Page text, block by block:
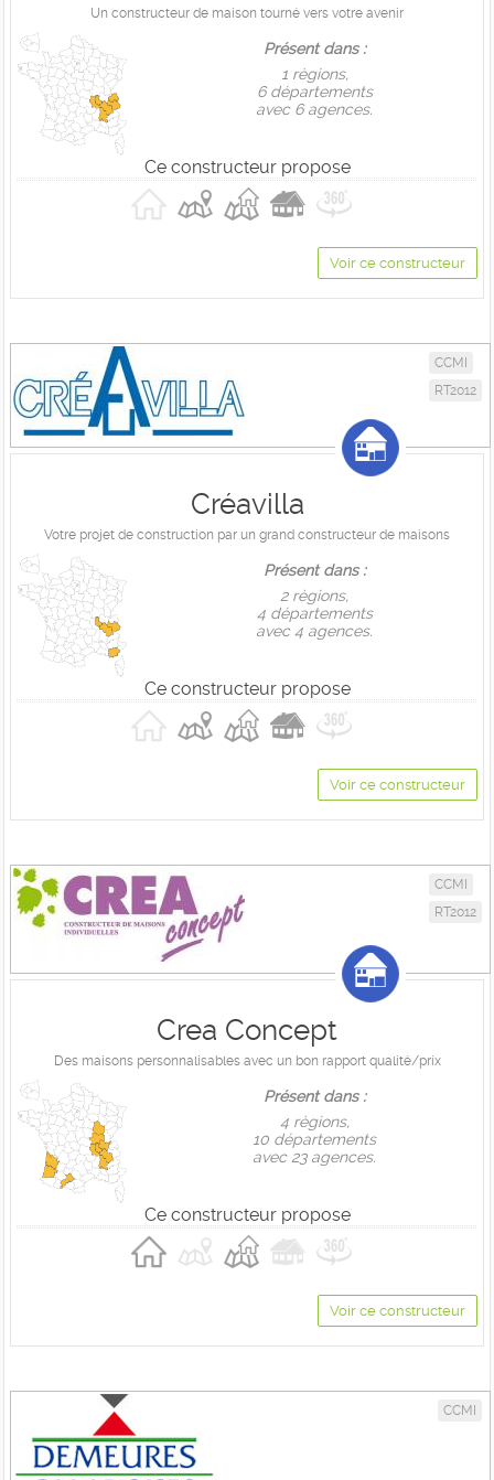
Un constructeur de maison tourné vers votre avenir
Présent dans :
1 règions,
6 départements
avec 6 agences.
Ce constructeur propose
Voir ce constructeur
CCMI
RT2012
Créavilla
Votre projet de construction par un grand constructeur de maisons
Présent dans :
2 règions,
4 départements
avec 4 agences.
Ce constructeur propose
Voir ce constructeur
CCMI
RT2012
Crea Concept
Des maisons personnalisables avec un bon rapport qualité/prix
Présent dans :
4 règions,
10 départements
avec 23 agences.
Ce constructeur propose
Voir ce constructeur
CCMI